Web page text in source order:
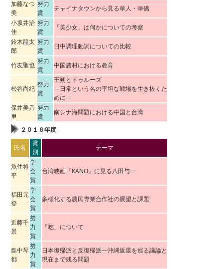
加藤なつ
美
努力
賞
チャイナタウンから見る華人・華僑
小坂井治
佳
努力
賞
「美少女」は何かについての考察
鈴木龍太
郎
努力
賞
日中調理動詞についての比較
竹友聖也
努力
賞
中国農村における教育
松谷尚紀
努力
賞
王朔とドゥルーズ
―日常という名の平坦な戦場を生き抜くた
めに―
保井美乃
里
努力
賞
南シナ海問題における中国と台湾
２０１６年度
氏名
賞
別
テーマ
魚住将
平
学
会
賞
台湾映画『KANO』に見る八田与一
福田元
登
学
会
賞
多様化する農民専業合作社の展望と課題
近藤千
景
努
力
賞
「吃」について
島中琴
都
努
力
賞
日本復帰派と反復帰派―沖縄返還を巡る議論と
現在まで残る問題